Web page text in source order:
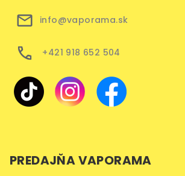
info@vaporama.sk
+421 918 652 504
PREDAJŇA VAPORAMA